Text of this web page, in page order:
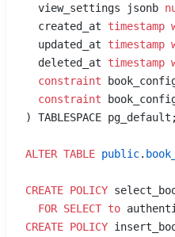
  view_settings jsonb
  created_at
timestamp
  updated_at
timestamp
  deleted_at
timestamp
  constraint
  constraint
) TABLESPACE pg_default;
ALTER TABLE public.
CREATE POLICY
  FOR
SELECT to
CREATE POLICY